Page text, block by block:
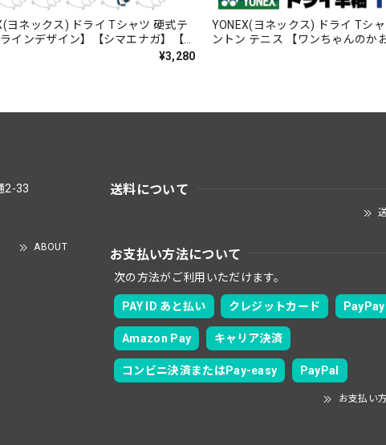
ヨネックス) ドライ Tシャツ 硬式テ
インデザイン】【シマエナガ】【ス
ュ】【16500】【LINE-27】【送料無
¥3,280
YONEX(ヨネックス) ドライ Tシ
ントン テニス 【ワンちゃんのか
2-33
ABOUT
送料について
お支払い方法について
次の方法がご利用いただけます。
PAY ID あと払い クレジットカード PayPay
Amazon Pay キャリア決済
コンビニ決済またはPay-easy PayPal
お支払い